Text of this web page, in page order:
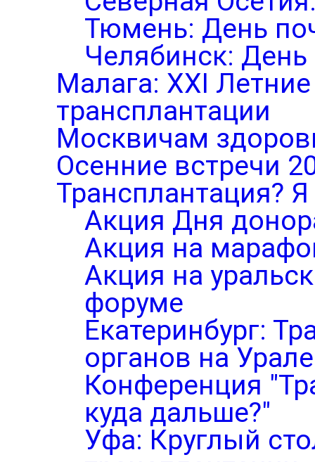
Тюмень: День
Челябинск: День
Малага: XXI
трансплантации
Москвичам
Осенние встречи
Трансплантация?
Акция Дня
Акция на
Акция на
форуме
Екатеринбург:
органов на Урале
Конференция
куда дальше?"
Уфа: Круглый